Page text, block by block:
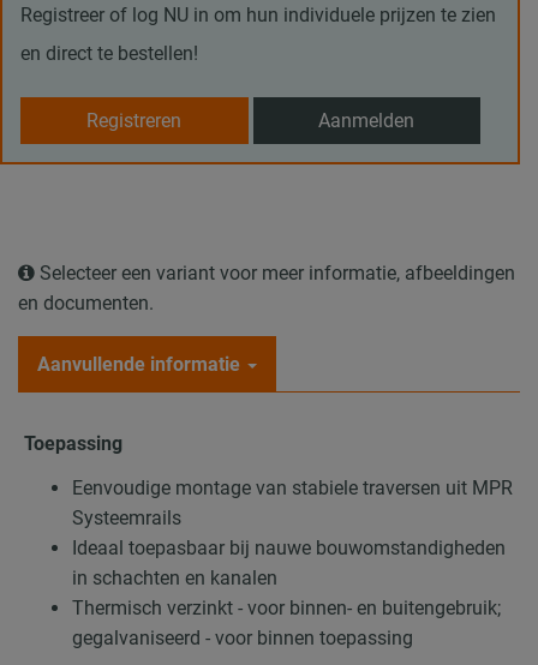
Registreer of log NU in om hun individuele prijzen te zien
en direct te bestellen!
Registreren Aanmelden
Selecteer een variant voor meer informatie, afbeeldingen
en documenten.
Aanvullende informatie
Toepassing
Eenvoudige montage van stabiele traversen uit MPR
Systeemrails
Ideaal toepasbaar bij nauwe bouwomstandigheden
in schachten en kanalen
Thermisch verzinkt - voor binnen- en buitengebruik;
gegalvaniseerd - voor binnen toepassing